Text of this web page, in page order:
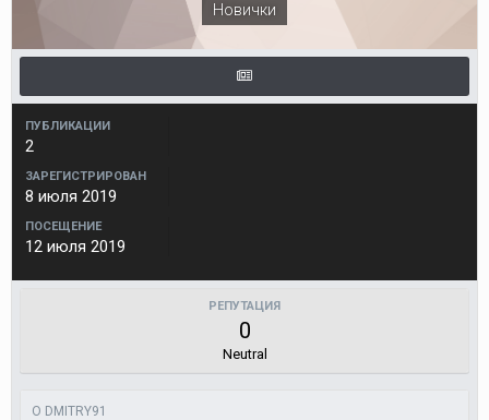
Новички
ПУБЛИКАЦИИ
2
ЗАРЕГИСТРИРОВАН
8 июля 2019
ПОСЕЩЕНИЕ
12 июля 2019
РЕПУТАЦИЯ
0
Neutral
О DMITRY91